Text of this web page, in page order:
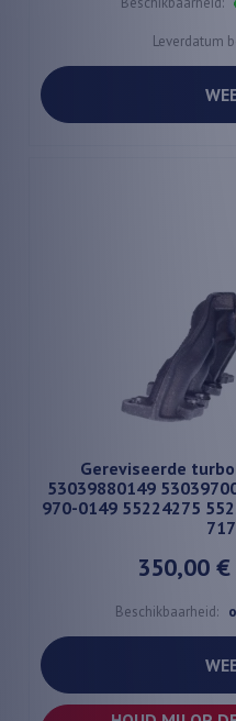
Leverdatum
Gereviseerde
53039880149
970-0149 55224275
350,00 €
Beschikbaarheid: